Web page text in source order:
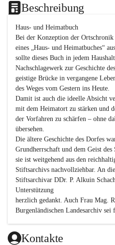
Beschreibung
Haus- und Heimatbuch
Bei der Konzeption der
eines „Haus- und Heimatbuches“
sollte dieses Buch in jedem
Nachschlagewerk zur Geschichte
geistige Brücke in vergangene
des Weges vom Gestern ins Heute.
Damit ist auch die ideelle Absicht
mit dem Heimatort zu stärken und
der Vorfahren zu schärfen – ohne
übersehen.
Die ältere Geschichte des Dorfes
Grundherrschaft und dem Geist
sie ist weitgehend aus den
Stiftsarchivs nachvollziehbar. An
Stiftsarchivar DDr. P. Alkuin
Unterstützung
herzlich gedankt. Auch Frau Mag.
Burgenländischen Landesarchiv
Dank gilt den Textautoren dieser
Redaktionsteam, für die gute
Kontakte